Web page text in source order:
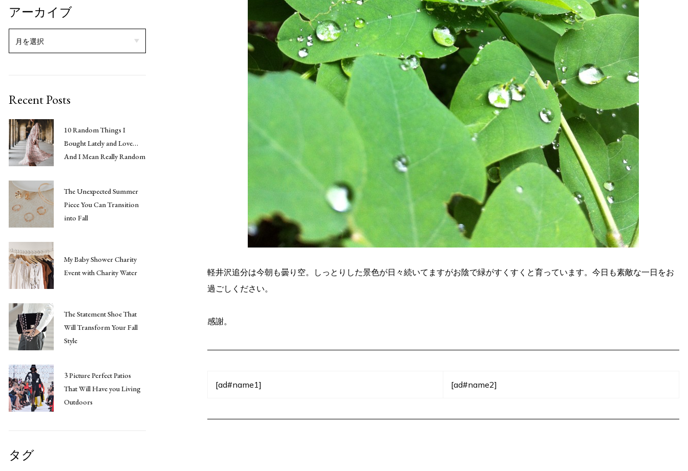
アーカイブ
Recent Posts
10 Random Things I
Bought Lately and Love…
And I Mean Really Random
The Unexpected Summer
Piece You Can Transition
into Fall
My Baby Shower Charity
Event with Charity Water
The Statement Shoe That
Will Transform Your Fall
Style
3 Picture Perfect Patios
That Will Have you Living
Outdoors
タグ
軽井沢追分は今朝も曇り空。しっとりした景色が日々続いてますがお陰で緑がすくすくと育っています。今日も素敵な一日をお
過ごしください。
感謝。
[ad#name1] [ad#name2]